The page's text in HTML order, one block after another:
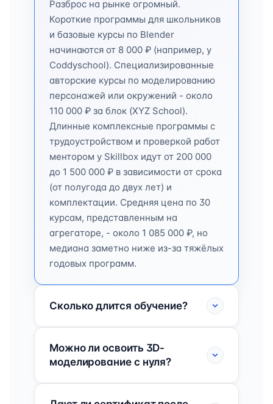
Разброс на рынке огромный.
Короткие программы для школьников
и базовые курсы по Blender
начинаются от 8 000 ₽ (например, у
Coddyschool). Специализированные
авторские курсы по моделированию
персонажей или окружений - около
110 000 ₽ за блок (XYZ School).
Длинные комплексные программы с
трудоустройством и проверкой работ
ментором у Skillbox идут от 200 000
до 1 500 000 ₽ в зависимости от срока
(от полугода до двух лет) и
комплектации. Средняя цена по 30
курсам, представленным на
агрегаторе, - около 1 085 000 ₽, но
медиана заметно ниже из-за тяжёлых
годовых программ.
Сколько длится обучение?
Можно ли освоить 3D-
моделирование с нуля?